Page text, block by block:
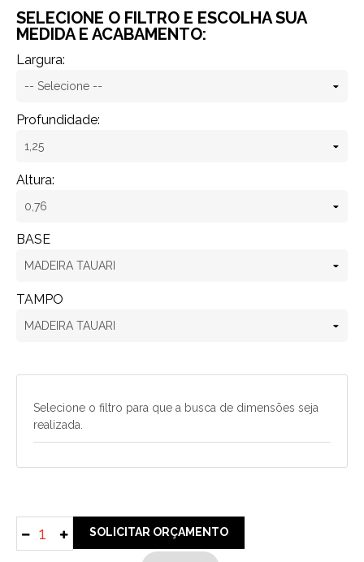
SELECIONE O FILTRO E ESCOLHA SUA
MEDIDA E ACABAMENTO:
Largura:
Profundidade:
Altura:
BASE
TAMPO
Selecione o filtro para que a busca de dimensões seja
realizada.
SOLICITAR ORÇAMENTO